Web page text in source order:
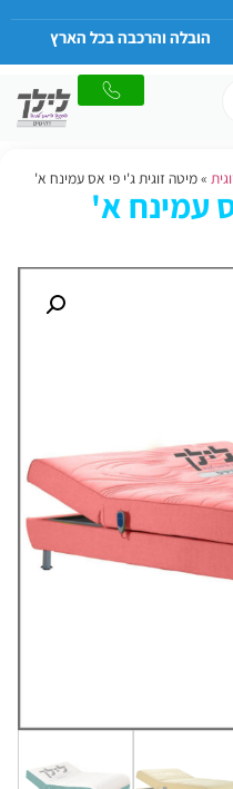
הובלה והרכבה בכל הארץ
»מיטה זוגית ג'י פי אס עמינח א'
עמינח א'